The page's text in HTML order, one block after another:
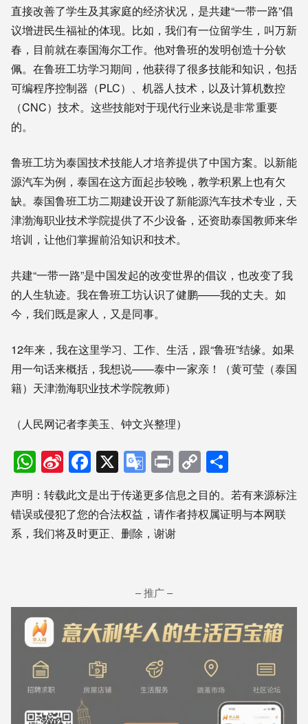
直接改善了学生及其家庭的经济状况，是共建“一带一路”倡
议增进民生福祉的体现。比如，我们有一位留学生，叫万新
春，目前就在泰国海尔工作。他对鲁班的发明创造十分钦
佩。在鲁班工坊学习期间，他获得了很多技能和知识，包括
可编程序控制器（PLC）、机器人技术，以及计算机数控
（CNC）技术。这些技能对于现代行业来说是非常重要
的。
鲁班工坊为泰国技术技能人才培养提供了中国方案。以新能
源汽车为例，泰国在这方面起步较晚，教学积累上也有欠
缺。泰国鲁班工坊二期建设开设了新能源汽车技术专业，天
津渤海职业技术学院提供了不少设备，还资助泰国教师来华
培训，让他们掌握前沿知识和技术。
共建“一带一路”是中国发起的改变世界的倡议，也改变了我
的人生轨迹。我在鲁班工坊认识了健鹏——我的丈夫。如
今，我们既是家人，又是同事。
12年来，我在这里学习、工作、生活，跟“鲁班”结缘。如果
用一句话来概括，我想说——泰中一家亲！（黄可莹（泰国
籍）天津渤海职业技术学院教师）
（人民网记者李美玉、钟文兴整理）
WhatsApp
Sina
Weibo
Facebook
X Google
Translate
PrintCopy
Link享
声明：转载此文是出于传递更多信息之目的。若有来源标注
错误或侵犯了您的合法权益，请作者持权属证明与本网联
系，我们将及时更正、删除，谢谢
– 推广 –